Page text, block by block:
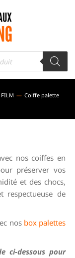
FILM
Coiffe palette
nos coiffes en
préserver vos
et des chocs,
respectueuse de
nos box palettes
ci-dessous pour